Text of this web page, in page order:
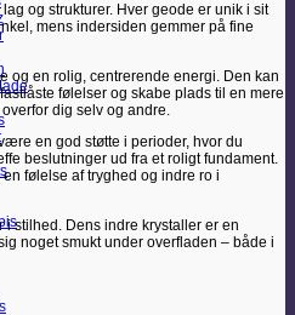
og strukturer. Hver geode er unik i sit
mens indersiden gemmer på fine
og en rolig, centrerende energi. Den kan
følelser og skabe plads til en mere
dig selv og andre.
en god støtte i perioder, hvor du
beslutninger ud fra et roligt fundament.
følelse af tryghed og indre ro i
stilhed. Dens indre krystaller er en
noget smukt under overfladen – både i